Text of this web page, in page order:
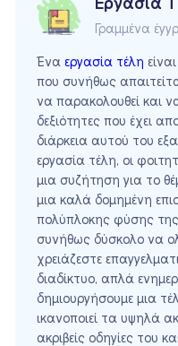
Εργασία
Γραμμένα
Ένα εργασία τέλη
που συνήθως
να παρακολουθεί και
δεξιότητες που έχει
διάρκεια αυτού του
εργασία τέλη, οι
μια συζήτηση για το
μια καλά δομημένη
πολύπλοκης φύσης
συνήθως δύσκολο να
χρειάζεστε
διαδίκτυο, απλά
δημιουργήσουμε μια
ικανοποιεί τα υψηλά
ακριβείς οδηγίες του